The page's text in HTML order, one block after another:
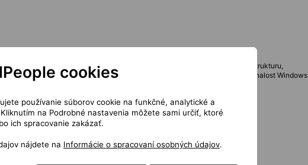
virtualizační platformy z
Budete navrhovat infrastrukturu,
interním týmům. Ocením seniorní zkušenosti, přesah do architektury, znalost Windows
V
a pilotního nasazení
týmům
practices
i po ní
cookies
používanie súborov cookie na funkčné, analytické a
na Podrobné nastavenia môžete sami určiť, ktoré
ich spracovanie zakázať.
nájdete na Informácie o spracovaní osobných údajov.